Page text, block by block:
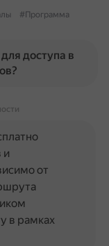
#Программа
доступа в
и
от
в рамках